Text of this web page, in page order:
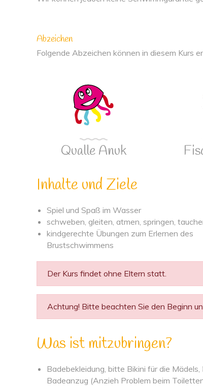
Abzeichen
Folgende Abzeichen können in diesem Kurs
Qualle Anuk
Inhalte und Ziele
Spiel und Spaß im Wasser
schweben, gleiten, atmen, springen,
kindgerechte Übungen zum Erlernen des
Brustschwimmens
Der Kurs findet ohne Eltern statt.
Achtung! Bitte beachten Sie den Beginn
Was ist mitzubringen?
Badebekleidung, bitte Bikini für die Mädels,
Badeanzug (Anzieh Problem beim